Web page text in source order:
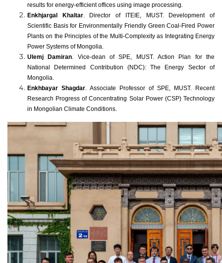
results for energy-efficient offices using image processing.
Enkhjargal Khaltar. Director of ITEIE, MUST. Development of
Scientific Basis for Environmentally Friendly Green Coal-Fired Power
Plants on the Principles of the Multi-Complexity as Integrating Energy
Power Systems of Mongolia.
Ulemj Damiran. Vice-dean of SPE, MUST. Action Plan for the
National Determined Contribution (NDC): The Energy Sector of
Mongolia.
Enkhbayar Shagdar. Associate Professor of SPE, MUST. Recent
Research Progress of Concentrating Solar Power (CSP) Technology
in Mongolian Climate Conditions.